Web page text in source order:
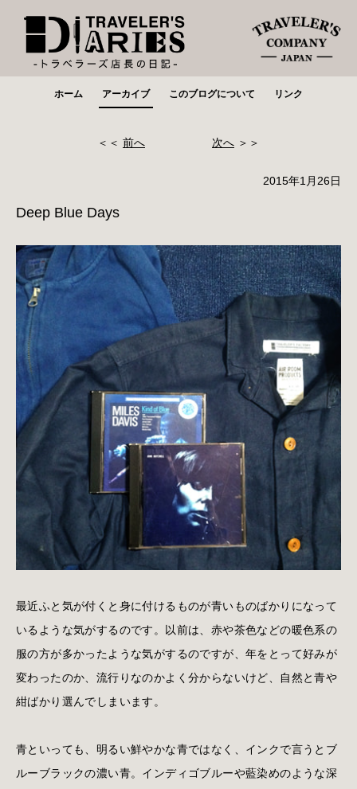
ホーム アーカイブ このブログについて リンク
＜＜ 前へ 次へ ＞＞
2015年1月26日
Deep Blue Days
最近ふと気が付くと身に付けるものが青いものばかりになって
いるような気がするのです。以前は、赤や茶色などの暖色系の
服の方が多かったような気がするのですが、年をとって好みが
変わったのか、流行りなのかよく分からないけど、自然と青や
紺ばかり選んでしまいます。
青といっても、明るい鮮やかな青ではなく、インクで言うとブ
ルーブラックの濃い青。インディゴブルーや藍染めのような深